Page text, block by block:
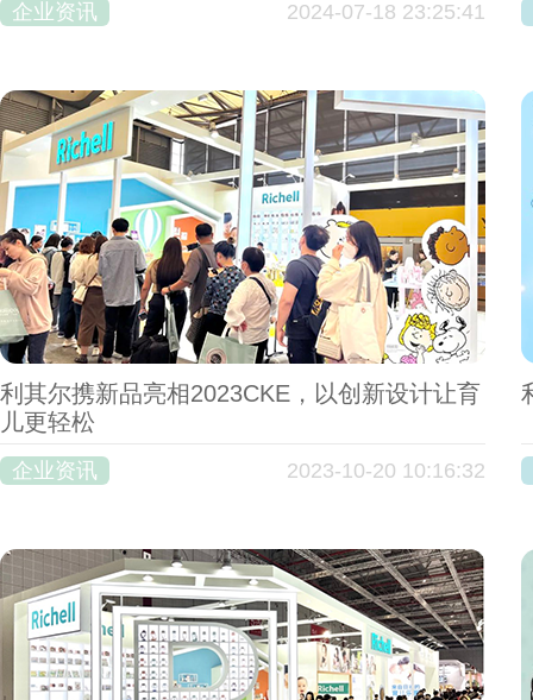
企业资讯 2024-07-18 23:25:41
利其尔携新品亮相2023CKE，以创新设计让育
儿更轻松
企业资讯 2023-10-20 10:16:32